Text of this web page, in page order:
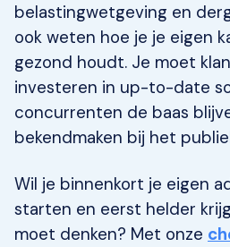
belastingwetgeving en
ook weten hoe je je eigen
gezond houdt. Je moet
investeren in up-to-date
concurrenten de baas
bekendmaken bij het
Wil je binnenkort je eigen
starten en eerst helder
moet denken? Met onze